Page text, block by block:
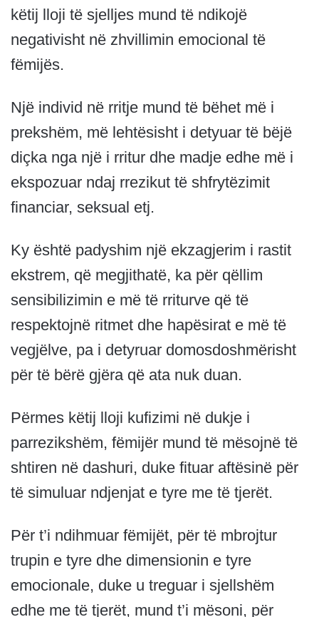
këtij lloji të sjelljes mund të ndikojë
negativisht në zhvillimin emocional të
fëmijës.
Një individ në rritje mund të bëhet më i
prekshëm, më lehtësisht i detyuar të bëjë
diçka nga një i rritur dhe madje edhe më i
ekspozuar ndaj rrezikut të shfrytëzimit
financiar, seksual etj.
Ky është padyshim një ekzagjerim i rastit
ekstrem, që megjithatë, ka për qëllim
sensibilizimin e më të rriturve që të
respektojnë ritmet dhe hapësirat e më të
vegjëlve, pa i detyruar domosdoshmërisht
për të bërë gjëra që ata nuk duan.
Përmes këtij lloji kufizimi në dukje i
parrezikshëm, fëmijër mund të mësojnë të
shtiren në dashuri, duke fituar aftësinë për
të simuluar ndjenjat e tyre me të tjerët.
Për t’i ndihmuar fëmijët, për të mbrojtur
trupin e tyre dhe dimensionin e tyre
emocionale, duke u treguar i sjellshëm
edhe me të tjerët, mund t’i mësoni, për